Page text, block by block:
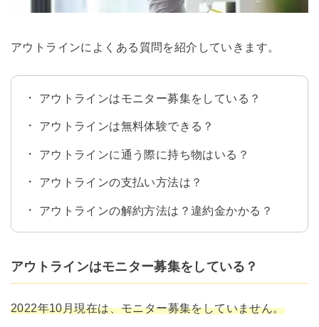
アウトラインによくある質問を紹介していきます。
アウトラインはモニター募集をしている？
アウトラインは無料体験できる？
アウトラインに通う際に持ち物はいる？
アウトラインの支払い方法は？
アウトラインの解約方法は？違約金かかる？
アウトラインはモニター募集をしている？
2022年10月現在は、モニター募集をしていません。